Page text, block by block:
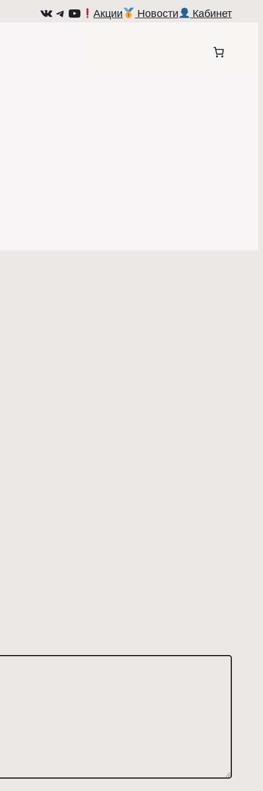
ВКонтакте
Telegram
YouTube
Акции Новости Кабинет